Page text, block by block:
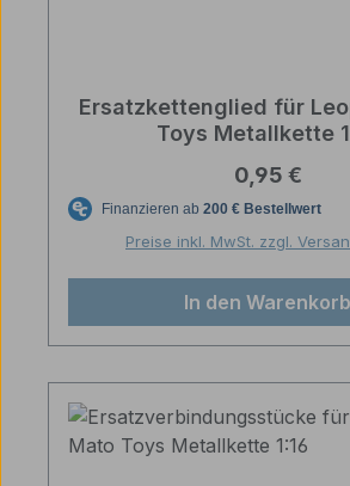
Ersatzkettenglied für
Toys Metallkette
Regulärer
0,95 €
Preise inkl. MwSt. zzgl.
In den Warenkorb